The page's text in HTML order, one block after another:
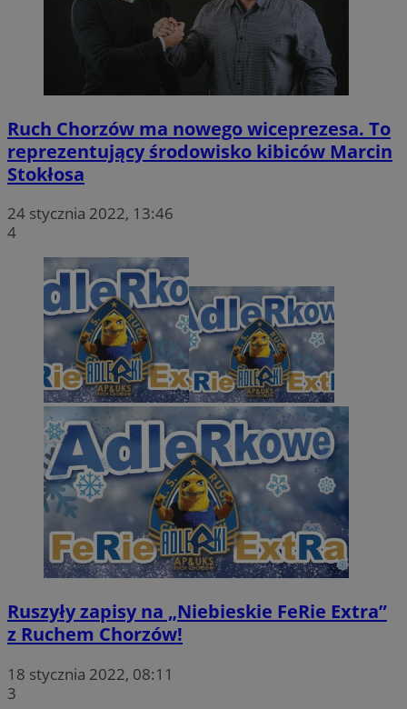
Ruch Chorzów ma nowego wiceprezesa. To
reprezentujący środowisko kibiców Marcin
Stokłosa
24 stycznia 2022, 13:46
4
Ruszyły zapisy na „Niebieskie FeRie Extra”
z Ruchem Chorzów!
18 stycznia 2022, 08:11
3